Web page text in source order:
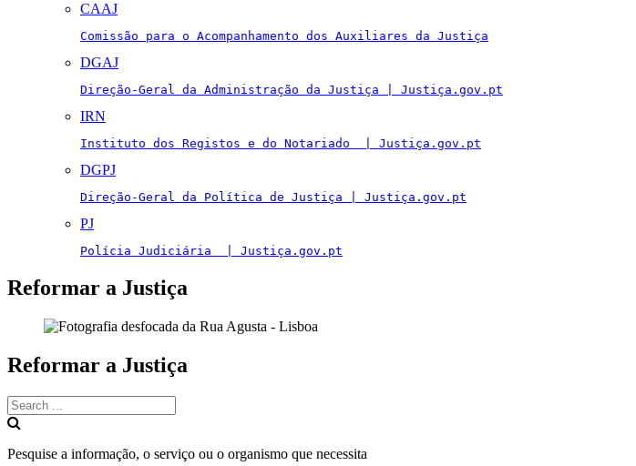
CAAJ
Comissão para o Acompanhamento dos Auxiliares da Justiça
DGAJ
Direção-Geral da Administração da Justiça | Justiça.gov.pt
IRN
Instituto dos Registos e do Notariado  | Justiça.gov.pt
DGPJ
Direção-Geral da Política de Justiça | Justiça.gov.pt
PJ
Polícia Judiciária  | Justiça.gov.pt
Reformar a Justiça
Reformar a Justiça
Pesquise a informação, o serviço ou o organismo que necessita